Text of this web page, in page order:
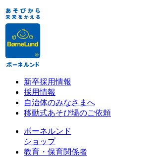
新卒採用情報
採用情報
自治体のみなさまへ
移動式あそび場のご依頼
ボーネルンド
ショップ
教育・保育関係者